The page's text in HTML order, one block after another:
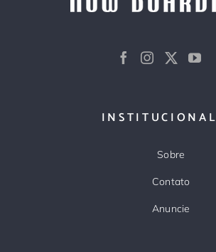
INSTITUCIONAL
Sobre
Contato
Anuncie